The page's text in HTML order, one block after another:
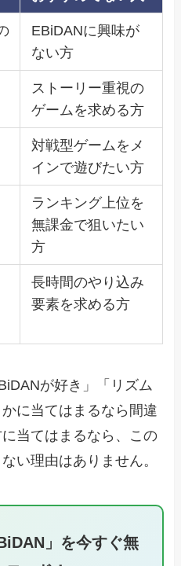
EBiDANに興味が
ない方
ストーリー重視の
ゲームを求める方
対戦型ゲームをメ
インで遊びたい方
ランキング上位を
無課金で狙いたい
方
長時間のやり込み
要素を求める方
が好き」「リズム
に当てはまるなら間違
当てはまるなら、この
い理由はありません。
」を今すぐ無